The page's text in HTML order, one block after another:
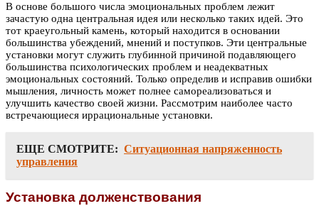
В основе большого числа эмоциональных проблем лежит
зачастую одна центральная идея или несколько таких идей. Это
тот краеугольный камень, который находится в основании
большинства убеждений, мнений и поступков. Эти центральные
установки могут служить глубинной причиной подавляющего
большинства психологических проблем и неадекватных
эмоциональных состояний. Только определив и исправив ошибки
мышления, личность может полнее самореализоваться и
улучшить качество своей жизни. Рассмотрим наиболее часто
встречающиеся иррациональные установки.
ЕЩЕ СМОТРИТЕ: Ситуационная напряженность
управления
Установка долженствования